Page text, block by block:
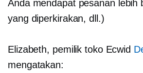
Anda mendapat pesanan lebih
yang diperkirakan, dll.)
Elizabeth, pemilik toko Ecwid
mengatakan: